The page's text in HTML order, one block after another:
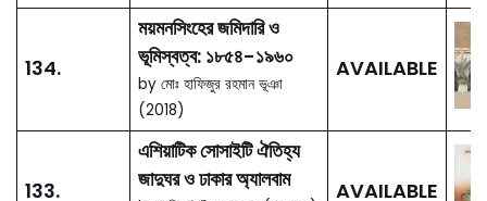
বাংলাদেশের ইতিহাস:
আঞ্চলিক পরিপ্রেক্ষিতে আদি
বাংলা (অনু. ১২০০ সা. অব্দ
পর্যন্ত)
অর্থনীতি, সংস্কৃতি
by আবদুল মমিন চৌধুরী (সম্পাদক)
AVAILABLE